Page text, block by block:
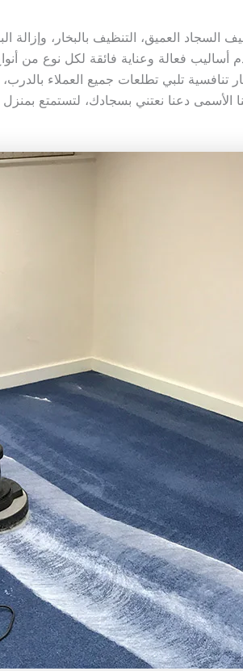
السجاد العميق، التنظيف بالبخار،
أساليب فعالة وعناية فائقة لكل نوع
تنافسية تلبي تطلعات جميع العملاء
دعنا نعتني بسجادك، لتستمتع